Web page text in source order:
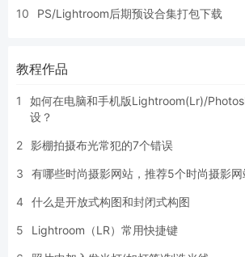
10 PS/Lightroom后期预设合集打包下载
教程作品
1
如何在电脑和手机版Lightroom(Lr)/
设？
2 影棚拍摄布光常犯的7个错误
3 有哪些时尚摄影网站，推荐5个时尚摄影网
4 什么是开放式构图和封闭式构图
5 Lightroom（LR）常用快捷键